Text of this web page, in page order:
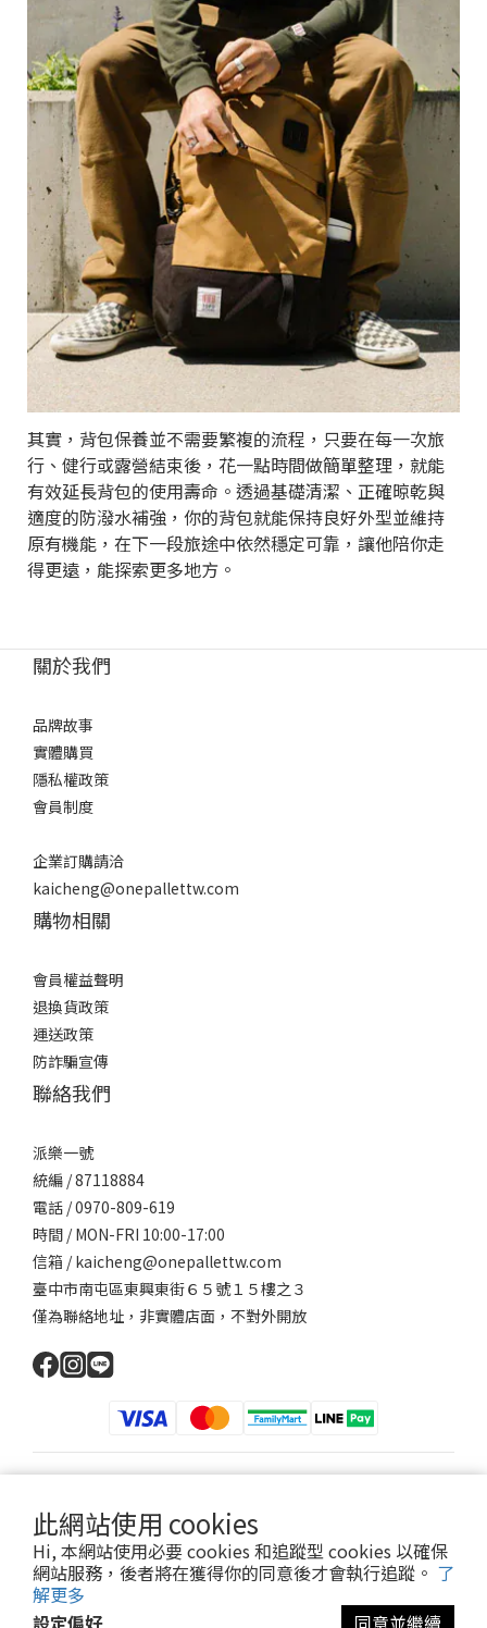
此網站使用 cookies
Hi, 本網站使用必要 cookies 和追蹤型 cookies 以確保
網站服務，後者將在獲得你的同意後才會執行追蹤。 了
解更多
設定偏好
同意並繼續
其實，背包保養並不需要繁複的流程，只要在每一次旅
行、健行或露營結束後，花一點時間做簡單整理，就能
有效延長背包的使用壽命。透過基礎清潔、正確晾乾與
適度的防潑水補強，你的背包就能保持良好外型並維持
原有機能，在下一段旅途中依然穩定可靠，讓他陪你走
得更遠，能探索更多地方。
關於我們
品牌故事
實體購買
隱私權政策
會員制度
企業訂購請洽
kaicheng@onepallettw.com
購物相關
會員權益聲明
退換貨政策
運送政策
防詐騙宣傳
聯絡我們
派樂一號
統編 / 87118884
電話 / 0970-809-619
時間 / MON-FRI 10:00-17:00
信箱 / kaicheng@onepallettw.com
臺中市南屯區東興東街６５號１５樓之３
僅為聯絡地址，非實體店面，不對外開放
提醒您，我們不會以電話或簡訊方式通知變更付款方式。